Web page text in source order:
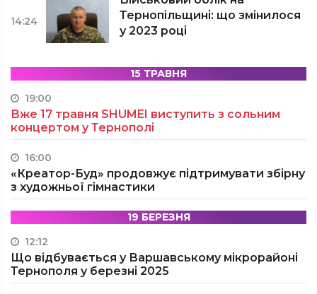
14:24
Тернопільщині: що змінилося
у 2023 році
15 ТРАВНЯ
19:00
Вже 17 травня SHUMEI виступить з сольним
концертом у Тернополі
16:00
«Креатор-Буд» продовжує підтримувати збірну
з художньої гімнастики
19 БЕРЕЗНЯ
12:12
Що відбувається у Варшавському мікрорайоні
Тернополя у березні 2025